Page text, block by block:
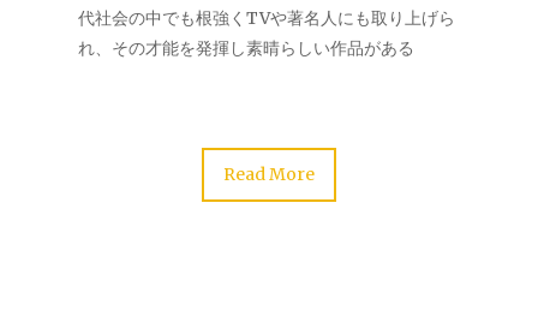
代社会の中でも根強くTVや著名人にも取り上げら
れ、その才能を発揮し素晴らしい作品がある
Read More